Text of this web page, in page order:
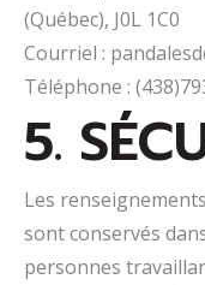
(Québec), J0L 1C0
Courriel :
Téléphone :
5.
Les
sont conservés
personnes